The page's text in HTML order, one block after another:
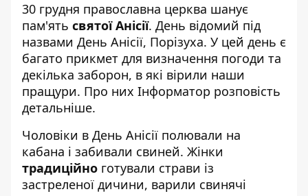
30 грудня православна церква шанує
пам'ять святої Анісії. День відомий під
назвами День Анісії, Порізуха. У цей день є
багато прикмет для визначення погоди та
декілька заборон, в які вірили наши
пращури. Про них Інформатор розповість
детальніше.
Чоловіки в День Анісії полювали на
кабана і забивали свиней. Жінки
традиційно готували страви із
застреленої дичини, варили свинячі